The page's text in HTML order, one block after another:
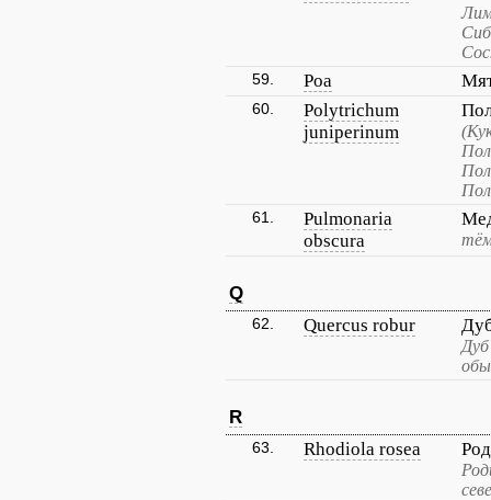
59. Poa
60.
Polytrichum
juniperinum
61.
Pulmonaria
obscura
Q
62. Quercus robur
R
63. Rhodiola rosea